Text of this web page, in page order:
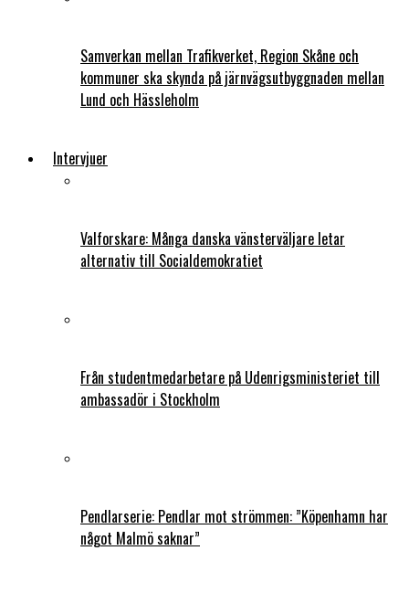
Samverkan mellan Trafikverket, Region Skåne och
kommuner ska skynda på järnvägsutbyggnaden mellan
Lund och Hässleholm
Intervjuer
Valforskare: Många danska vänsterväljare letar
alternativ till Socialdemokratiet
Från studentmedarbetare på Udenrigsministeriet till
ambassadör i Stockholm
Pendlarserie: Pendlar mot strömmen: ”Köpenhamn har
något Malmö saknar”